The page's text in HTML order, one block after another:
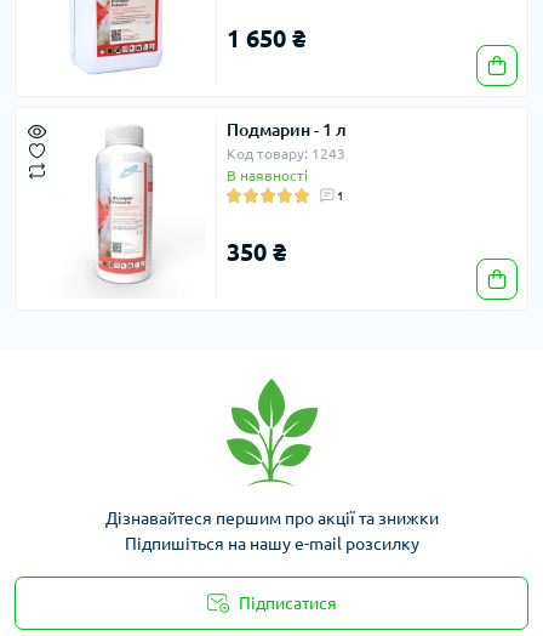
1 650 ₴
Подмарин - 1 л
Код товару: 1243
В наявності
1
350 ₴
Дізнавайтеся першим про акції та знижки
Підпишіться на нашу e-mail розсилку
Підписатися